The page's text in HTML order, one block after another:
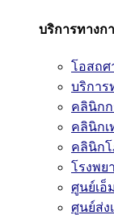
บริการทางก
โอสถศ
บริการ
คลินิก
คลินิก
คลินิก
โรงพย
ศูนย์เอ็
ศูนย์ส่ง